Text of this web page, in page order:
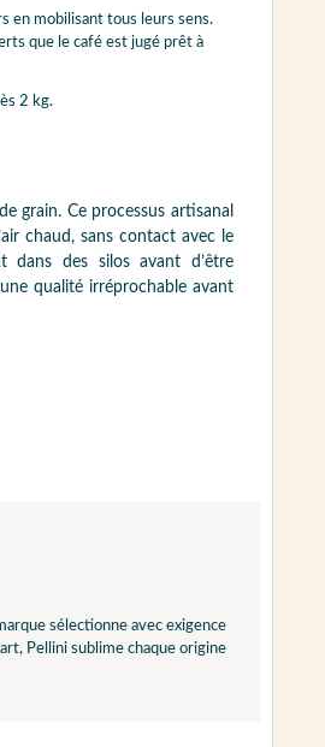
en mobilisant tous leurs sens.
que le café est jugé prêt à
2 kg.
grain. Ce processus artisanal
chaud, sans contact avec le
dans des silos avant d’être
qualité irréprochable avant
sélectionne avec exigence
Pellini sublime chaque origine